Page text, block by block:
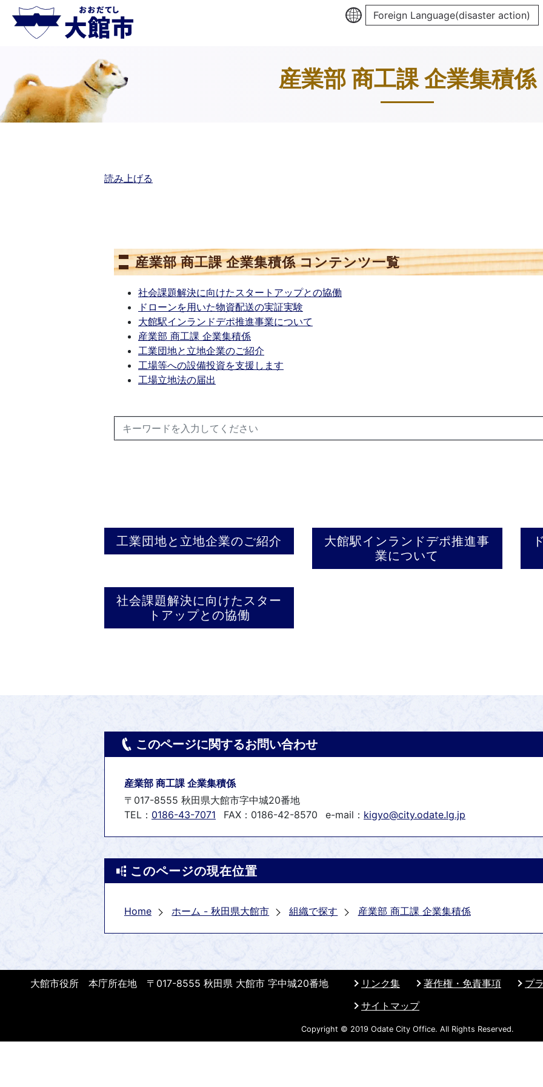
Foreign Language(disaster action)
産業部 商工課 企業集積係
読み上げる
産業部 商工課 企業集積係 コンテンツ一覧
社会課題解決に向けたスタートアップとの協働
ドローンを用いた物資配送の実証実験
大館駅インランドデポ推進事業について
産業部 商工課 企業集積係
工業団地と立地企業のご紹介
工場等への設備投資を支援します
工場立地法の届出
工業団地と立地企業のご紹介
大館駅インランドデポ推進事
業について
社会課題解決に向けたスター
トアップとの協働
このページに関するお問い合わせ
産業部 商工課 企業集積係
〒017-8555 秋田県大館市字中城20番地
TEL： 0186-43-7071 FAX：0186-42-8570 e-mail： kigyo@city.odate.lg.jp
このページの現在位置
Home ホーム - 秋田県大館市 組織で探す 産業部 商工課 企業集積係
リンク集 著作権・免責事項
プ
サイトマップ
大館市役所 本庁所在地 〒017-8555 秋田県 大館市 字中城20番地
Copyright © 2019 Odate City Office. All Rights Reserved.